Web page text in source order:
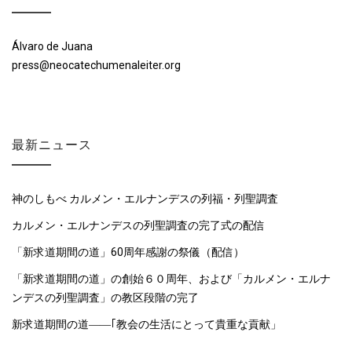
Álvaro de Juana
press@neocatechumenaleiter.org
最新ニュース
神のしもべ カルメン・エルナンデスの列福・列聖調査
カルメン・エルナンデスの列聖調査の完了式の配信
「新求道期間の道」60周年感謝の祭儀（配信）
「新求道期間の道」の創始６０周年、および「カルメン・エルナ
ンデスの列聖調査」の教区段階の完了
新求道期間の道――｢教会の生活にとって貴重な貢献」